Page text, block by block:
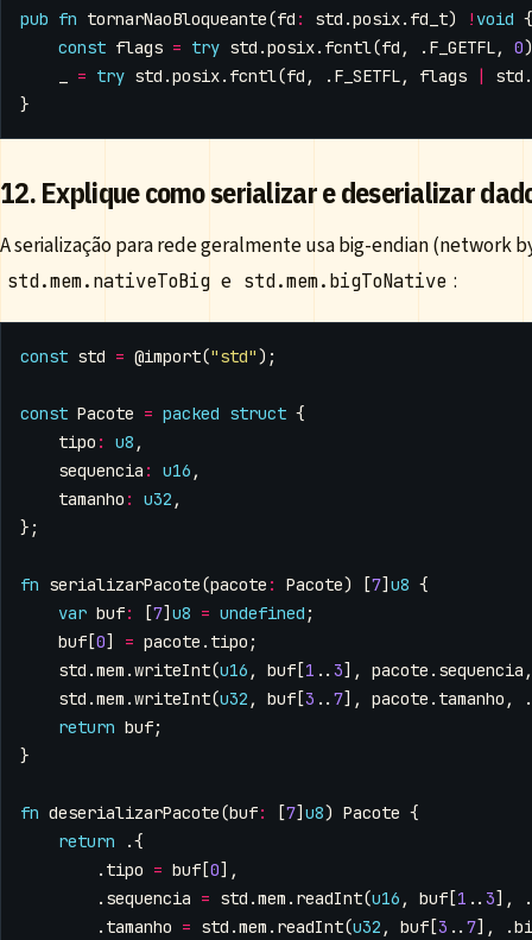
pub fn tornarNaoBloqueante(fd : std .posix. fd_t) ! void {
const flags = try std .posix. fcntl(fd , . F_GETFL, 0
= try std .posix. fcntl(fd , . F_SETFL, flags | std .
}
12. Explique como serializar e deserializar
A serialização para rede geralmente usa big-endian (network
std.mem.nativeToBig e std.mem.bigToNative :
const std = @import("std");
const Pacote = packed struct {
tipo : u8 ,
sequencia : u16 ,
tamanho : u32 ,
};
fn serializarPacote(pacote : Pacote) [7] u8 {
var buf: [7] u8 = undefined ;
buf [0] = pacote . tipo ;
std .mem .writeInt(u16 , buf [1 .. 3], pacote . sequencia ,
std .mem .writeInt(u32 , buf [3 .. 7], pacote . tamanho ,
.
return buf;
}
fn deserializarPacote(buf: [7] u8) Pacote {
return
.{
. tipo = buf [0],
. sequencia = std .mem . readInt(u16 , buf [1 .. 3],
.
. tamanho = std .mem . readInt(u32 , buf [3 .. 7], .